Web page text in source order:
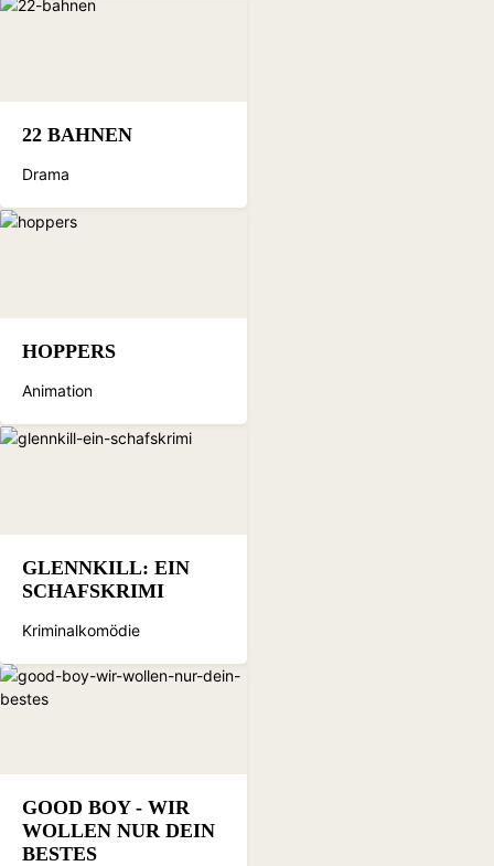
22 BAHNEN
Drama
HOPPERS
Animation
GLENNKILL: EIN
SCHAFSKRIMI
Kriminalkomödie
GOOD BOY - WIR
WOLLEN NUR DEIN
BESTES